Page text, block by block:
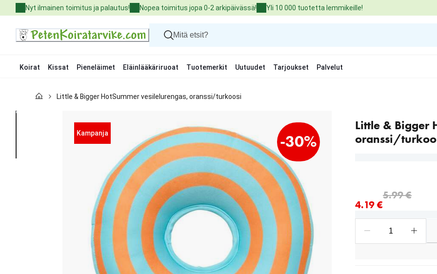
to
Nyt ilmainen toimitus ja palautus! Nopea toimitus jopa 0-2 arkipäivässä! Yli 10 000 tuotetta lemmikeille!
Koirat Kissat Pieneläimet Eläinlääkäriruoat Tuotemerkit Uutuudet Tarjoukset Palvelut
Kissat
Little & Bigger HotSummer vesilelurengas, oranssi/turkoosi
Little & Bigger
oranssi/
Kampanja -30%
4.19 €
nykyinen hinta 4.19 €
5.99 €
alkuperäinen hinta 5.99